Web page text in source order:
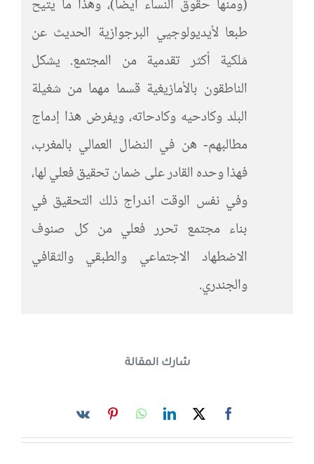
(ومنها حقوق النساء أيضا)، وهذا ما يتيح
طبعا لأيديولوجيي البرجوازية الحديث عن
مَلكية أكثر تقدمية من المجتمع. يشكل
الناطقون بالأمازيغية قسما مهما من شغيلة
البلد وكادحيه وكادحاته، ويفرض هذا إدماج
مطالبهم- هن في النضال العمالي بالمغرب،
فهذا وحده القادر على ضمان تحقيق فعلي لها،
وفي نفس الوقت اندراج ذلك التحقيق في
بناء مجتمع تحرر فعلي من كل صنوف
الاضطهاد الاجتماعي والطبقي والثقافي
والجندري.
شارك المقالة